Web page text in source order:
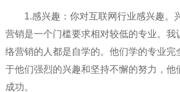
1.感兴趣：你对互联网行业感兴趣。
营销是一个门槛要求相对较低的专业。我
络营销的人都是自学的。他们学的专业完
于他们强烈的兴趣和坚持不懈的努力，他
成功。